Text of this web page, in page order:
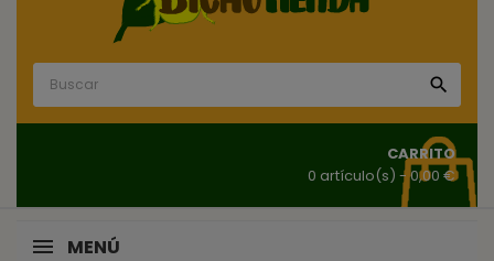

CARRITO
0 artículo(s) - 0,00 €
MENÚ